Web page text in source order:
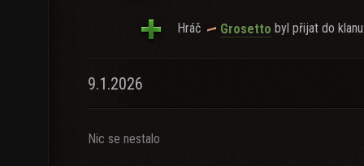
Hráč Grosetto byl přijat do
9.1.2026
Nic se nestalo